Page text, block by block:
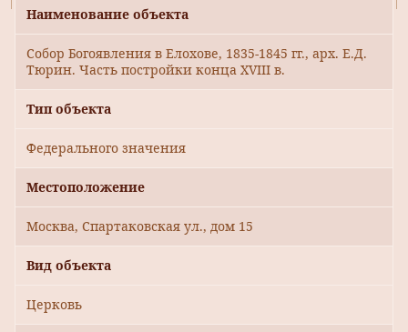
Наименование объекта
Собор Богоявления в Елохове, 1835-1845 гг., арх. Е.Д.
Тюрин. Часть постройки конца XVIII в.
Тип объекта
Федерального значения
Местоположение
Москва, Спартаковская ул., дом 15
Вид объекта
Церковь